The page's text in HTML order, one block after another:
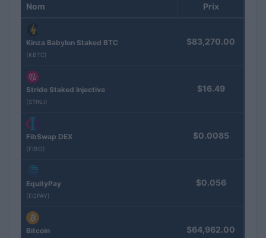
Nom Prix
Kinza Babylon Staked BTC
(KBTC)
$83,270.00
Stride Staked Injective
(STINJ)
$16.49
FibSwap DEX
(FIBO)
$0.0085
EquityPay
(EQPAY)
$0.056
Bitcoin $64,962.00